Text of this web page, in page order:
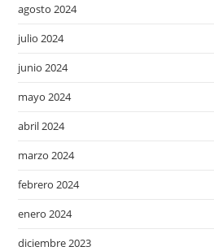
agosto 2024
julio 2024
junio 2024
mayo 2024
abril 2024
marzo 2024
febrero 2024
enero 2024
diciembre 2023